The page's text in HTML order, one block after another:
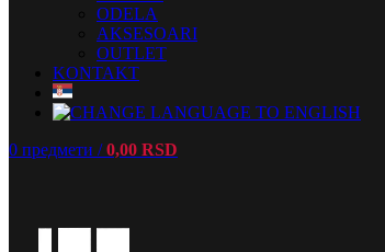
ODELA
AKSESOARI
OUTLET
KONTAKT
0 предмети / 0,00 RSD